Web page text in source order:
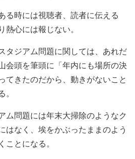
る時には視聴者、読者に伝える
熱心には報じない。
タジアム問題に関しては、あれだ
会頭を筆頭に「年内にも場所の決
きたのだから、動きがないこと
ム問題には年末大掃除のようなク
はなく、埃をかぶったままのよう
ことになる。